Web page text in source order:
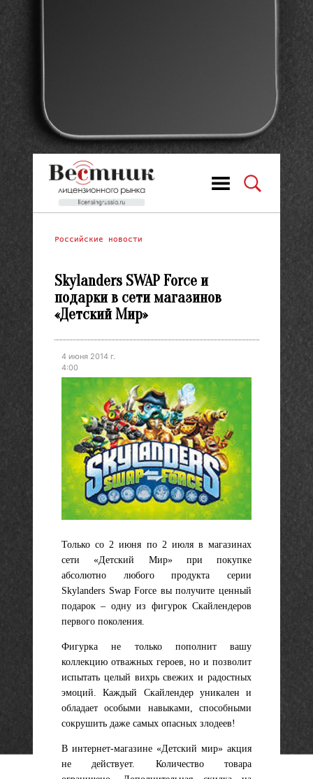
Российские новости
Skylanders SWAP Force и
подарки в сети магазинов
«Детский Мир»
4 июня 2014 г.
4:00
Только со 2 июня по 2 июля в магазинах
сети «Детский Мир» при покупке
абсолютно любого продукта серии
Skylanders Swap Force вы получите ценный
подарок – одну из фигурок Скайлендеров
первого поколения.
Фигурка не только пополнит вашу
коллекцию отважных героев, но и позволит
испытать целый вихрь свежих и радостных
эмоций. Каждый Скайлендер уникален и
обладает особыми навыками, способными
сокрушить даже самых опасных злодеев!
В интернет-магазине «Детский мир» акция
не действует. Количество товара